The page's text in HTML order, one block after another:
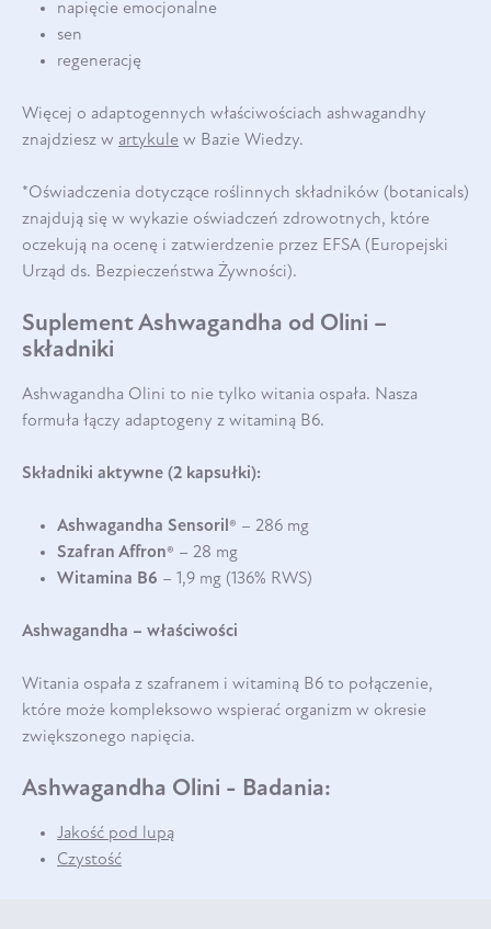
napięcie emocjonalne
sen
regenerację
Więcej o adaptogennych właściwościach ashwagandhy
znajdziesz w artykule w Bazie Wiedzy.
*Oświadczenia dotyczące roślinnych składników (botanicals)
znajdują się w wykazie oświadczeń zdrowotnych, które
oczekują na ocenę i zatwierdzenie przez EFSA (Europejski
Urząd ds. Bezpieczeństwa Żywności).
Suplement Ashwagandha od Olini –
składniki
Ashwagandha Olini to nie tylko witania ospała. Nasza
formuła łączy adaptogeny z witaminą B6.
Składniki aktywne (2 kapsułki):
Ashwagandha Sensoril® – 286 mg
Szafran Affron® – 28 mg
Witamina B6 – 1,9 mg (136% RWS)
Ashwagandha – właściwości
Witania ospała z szafranem i witaminą B6 to połączenie,
które może kompleksowo wspierać organizm w okresie
zwiększonego napięcia.
Ashwagandha Olini - Badania:
Jakość pod lupą
Czystość